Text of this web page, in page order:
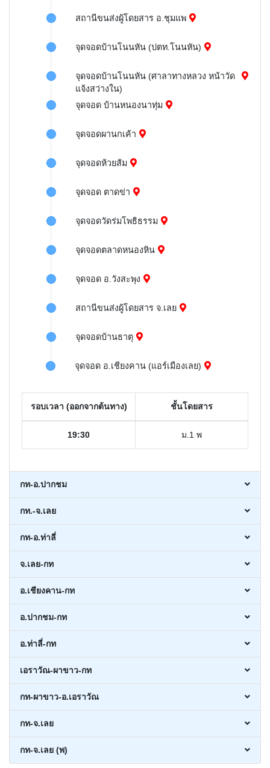
สถานีขนส่งผู้โดยสาร อ.ชุมแพ
จุดจอดบ้านโนนหัน (ปตท.โนนหัน)
จุดจอดบ้านโนนหัน (ศาลาทางหลวง หน้าวัด
แจ้งสว่างใน)
จุดจอด บ้านหนองนาทุ่ม
จุดจอดผานกเค้า
จุดจอดห้วยส้ม
จุดจอด ตาดข่า
จุดจอดวัดร่มโพธิธรรม
จุดจอดตลาดหนองหิน
จุดจอด อ.วังสะพุง
สถานีขนส่งผู้โดยสาร จ.เลย
จุดจอดบ้านธาตุ
จุดจอด อ.เชียงคาน (แอร์เมืองเลย)
รอบเวลา (ออกจากต้นทาง) ชั้นโดยสาร
19:30 ม.1 พ
กท-อ.ปากชม
กท.-จ.เลย
กท-อ.ท่าลี่
จ.เลย-กท
อ.เชียงคาน-กท
อ.ปากชม-กท
อ.ท่าลี่-กท
เอราวัณ-ผาขาว-กท
กท-ผาขาว-อ.เอราวัณ
กท-จ.เลย
กท-จ.เลย (พ)